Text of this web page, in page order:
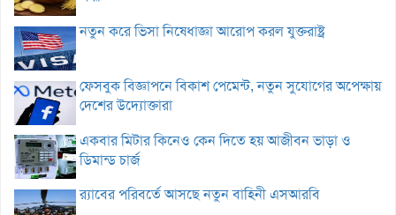
নতুন করে ভিসা নিষেধাজ্ঞা আরোপ করল যুক্তরাষ্ট্র
ফেসবুক বিজ্ঞাপনে বিকাশ পেমেন্ট, নতুন সুযোগের অপেক্ষায়
দেশের উদ্যোক্তারা
একবার মিটার কিনেও কেন দিতে হয় আজীবন ভাড়া ও
ডিমান্ড চার্জ
র‌্যাবের পরিবর্তে আসছে নতুন বাহিনী এসআরবি